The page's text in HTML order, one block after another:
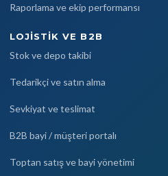
Raporlama ve ekip performansı
LOJISTIK VE B2B
Stok ve depo takibi
Tedarikçi ve satın alma
Sevkiyat ve teslimat
B2B bayi / müşteri portalı
Toptan satış ve bayi yönetimi